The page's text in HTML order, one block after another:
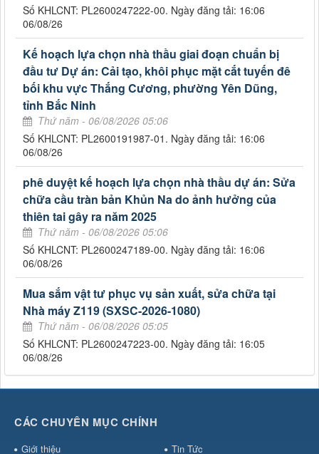
Số KHLCNT: PL2600247222-00. Ngày đăng tải: 16:06
06/08/26
Kế hoạch lựa chọn nhà thầu giai đoạn chuẩn bị
đầu tư Dự án: Cải tạo, khôi phục mặt cắt tuyến đê
bối khu vực Thắng Cương, phường Yên Dũng,
tỉnh Bắc Ninh
Thứ năm - 06/08/2026 05:06
Số KHLCNT: PL2600191987-01. Ngày đăng tải: 16:06
06/08/26
phê duyệt kế hoạch lựa chọn nhà thầu dự án: Sửa
chữa cầu tràn bản Khủn Na do ảnh hưởng của
thiên tai gây ra năm 2025
Thứ năm - 06/08/2026 05:06
Số KHLCNT: PL2600247189-00. Ngày đăng tải: 16:06
06/08/26
Mua sắm vật tư phục vụ sản xuất, sửa chữa tại
Nhà máy Z119 (SXSC-2026-1080)
Thứ năm - 06/08/2026 05:05
Số KHLCNT: PL2600247223-00. Ngày đăng tải: 16:05
06/08/26
CÁC CHUYÊN MỤC CHÍNH
Giới thiệu
Tin Tức